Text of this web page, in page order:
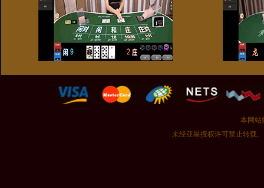
本网站
未经亚星授权许可禁止转载